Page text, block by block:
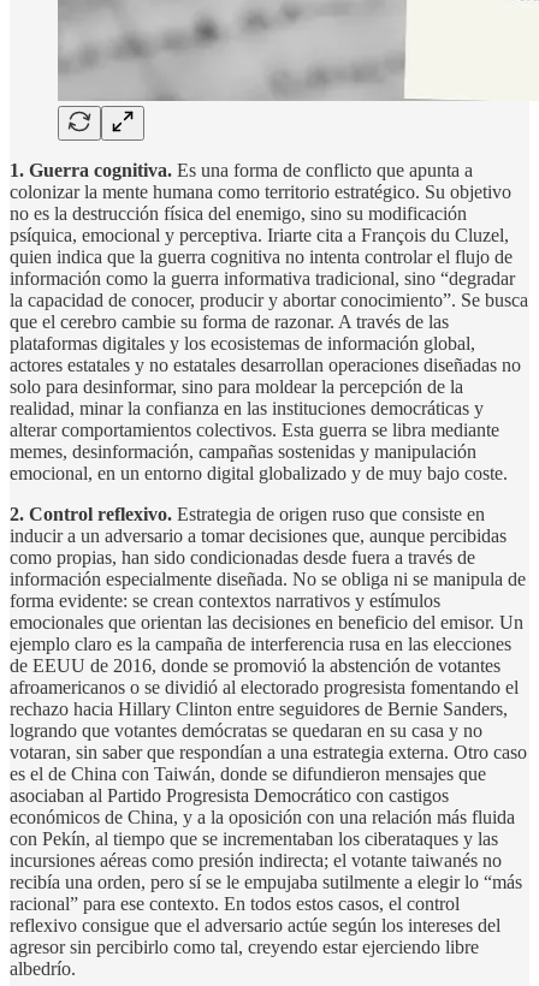
1. Guerra cognitiva. Es una forma de conflicto que apunta a
colonizar la mente humana como territorio estratégico. Su objetivo
no es la destrucción física del enemigo, sino su modificación
psíquica, emocional y perceptiva. Iriarte cita a François du Cluzel,
quien indica que la guerra cognitiva no intenta controlar el flujo de
información como la guerra informativa tradicional, sino “degradar
la capacidad de conocer, producir y abortar conocimiento”. Se busca
que el cerebro cambie su forma de razonar. A través de las
plataformas digitales y los ecosistemas de información global,
actores estatales y no estatales desarrollan operaciones diseñadas no
solo para desinformar, sino para moldear la percepción de la
realidad, minar la confianza en las instituciones democráticas y
alterar comportamientos colectivos. Esta guerra se libra mediante
memes, desinformación, campañas sostenidas y manipulación
emocional, en un entorno digital globalizado y de muy bajo coste.
2. Control reflexivo. Estrategia de origen ruso que consiste en
inducir a un adversario a tomar decisiones que, aunque percibidas
como propias, han sido condicionadas desde fuera a través de
información especialmente diseñada. No se obliga ni se manipula de
forma evidente: se crean contextos narrativos y estímulos
emocionales que orientan las decisiones en beneficio del emisor. Un
ejemplo claro es la campaña de interferencia rusa en las elecciones
de EEUU de 2016, donde se promovió la abstención de votantes
afroamericanos o se dividió al electorado progresista fomentando el
rechazo hacia Hillary Clinton entre seguidores de Bernie Sanders,
logrando que votantes demócratas se quedaran en su casa y no
votaran, sin saber que respondían a una estrategia externa. Otro caso
es el de China con Taiwán, donde se difundieron mensajes que
asociaban al Partido Progresista Democrático con castigos
económicos de China, y a la oposición con una relación más fluida
con Pekín, al tiempo que se incrementaban los ciberataques y las
incursiones aéreas como presión indirecta; el votante taiwanés no
recibía una orden, pero sí se le empujaba sutilmente a elegir lo “más
racional” para ese contexto. En todos estos casos, el control
reflexivo consigue que el adversario actúe según los intereses del
agresor sin percibirlo como tal, creyendo estar ejerciendo libre
albedrío.